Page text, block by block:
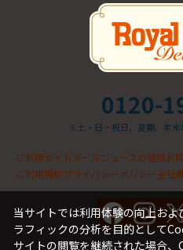
0120-
※土・日・祝日、夏期、年末
ご利用ガイド メールニュースの登録お
ご利用規約プライバシーポリシー会社
当サイトでは利用体験の向上お
ラフィックの分析を目的として
サイトの閲覧を継続された場合